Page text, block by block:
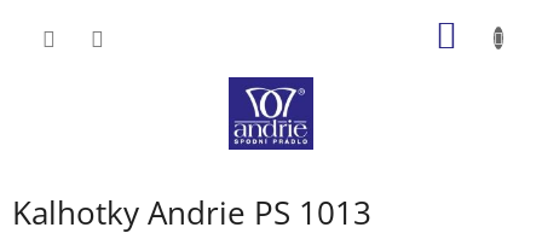
Kalhotky Andrie PS 1013